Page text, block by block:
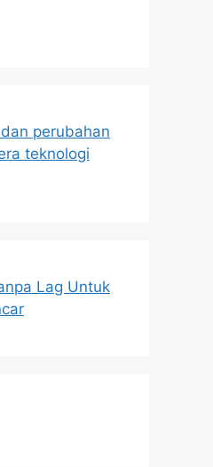
perubahan
teknologi
Lag Untuk